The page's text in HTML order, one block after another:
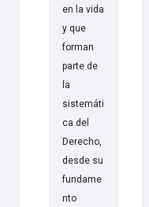
en la vida
y que
forman
parte de
la
sistemáti
ca del
Derecho,
desde su
fundame
nto